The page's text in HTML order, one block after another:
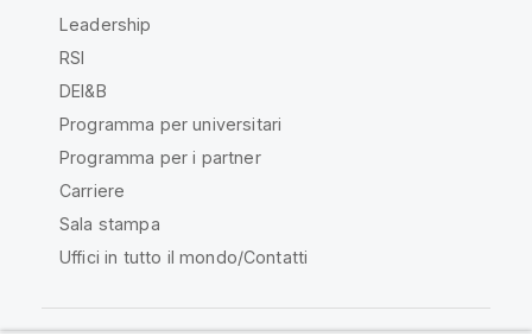
Leadership
RSI
DEI&B
Programma per universitari
Programma per i partner
Carriere
Sala stampa
Uffici in tutto il mondo/Contatti